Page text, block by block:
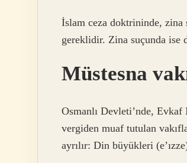
İslam ceza doktrininde, zina
gereklidir. Zina suçunda
Müstesna
Osmanlı Devleti’nde, Evkaf
vergiden muaf tutulan
ayrılır: Din büyükleri